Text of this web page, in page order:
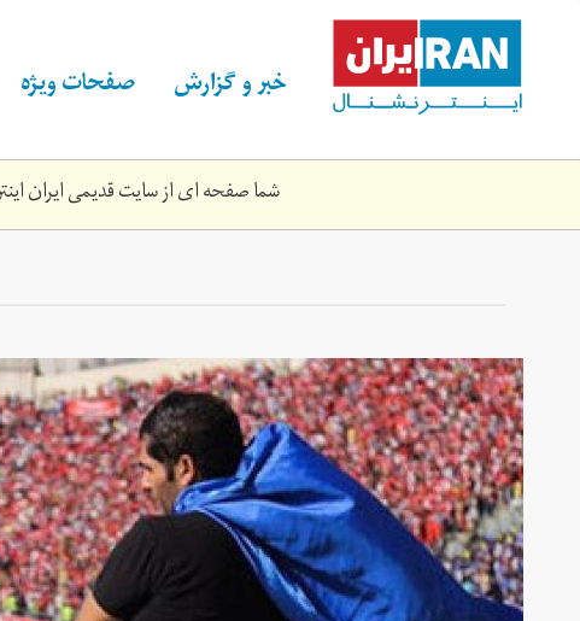
content خبر و گزارش صفحات ویژه
شما صفحه ای از سایت قدیمی ایران